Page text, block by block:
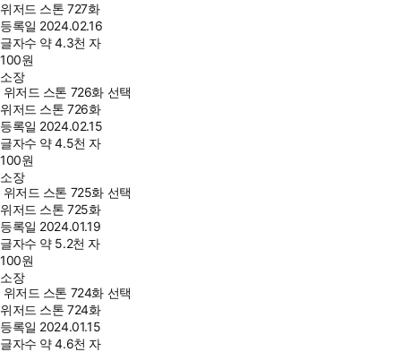
위저드 스톤 727화
등록일 2024.02.16
글자수 약 4.3천 자
100원
소장
위저드 스톤 726화 선택
위저드 스톤 726화
등록일 2024.02.15
글자수 약 4.5천 자
100원
소장
위저드 스톤 725화 선택
위저드 스톤 725화
등록일 2024.01.19
글자수 약 5.2천 자
100원
소장
위저드 스톤 724화 선택
위저드 스톤 724화
등록일 2024.01.15
글자수 약 4.6천 자